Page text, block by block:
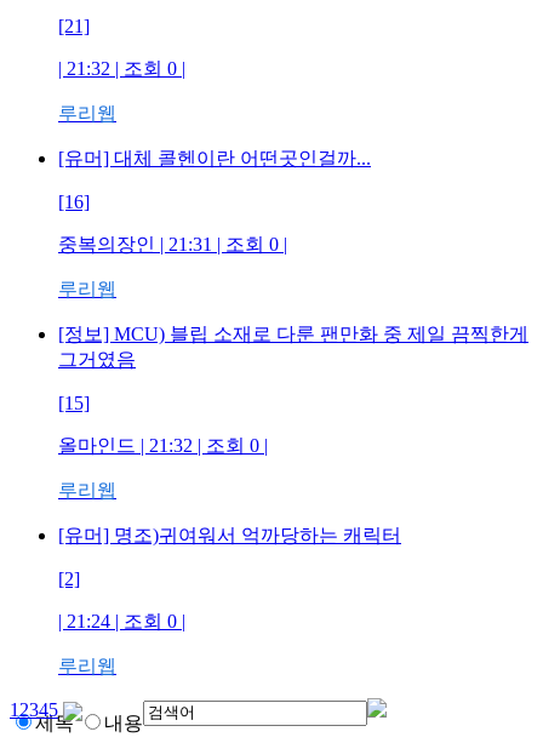
[21]
| 21:32 | 조회 0 |
루리웹
[유머] 대체 콜헨이란 어떤곳인걸까...
[16]
중복의장인 | 21:31 | 조회 0 |
루리웹
[정보] MCU) 블립 소재로 다룬 팬만화 중 제일 끔찍한게
그거였음
[15]
올마인드 | 21:32 | 조회 0 |
루리웹
[유머] 명조)귀여워서 억까당하는 캐릭터
[2]
| 21:24 | 조회 0 |
루리웹
12345
제목 내용